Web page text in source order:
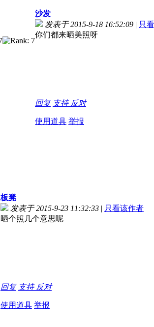
沙发
发表于 2015-9-18 16:52:09 | 只
你们都来晒美照呀
回复 支持 反对
使用道具 举报
板凳
发表于 2015-9-23 11:32:33 | 只看该作者
晒个照几个意思呢
回复 支持 反对
使用道具 举报